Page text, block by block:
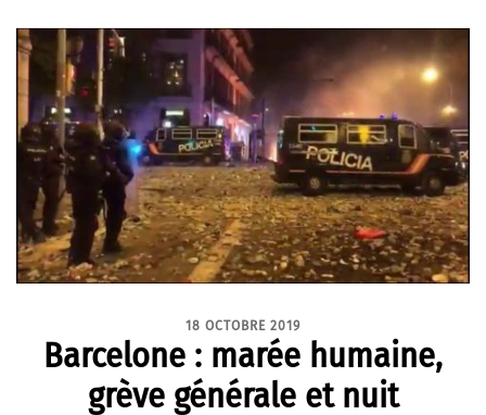
18 OCTOBRE 2019
Barcelone : marée humaine,
grève générale et nuit